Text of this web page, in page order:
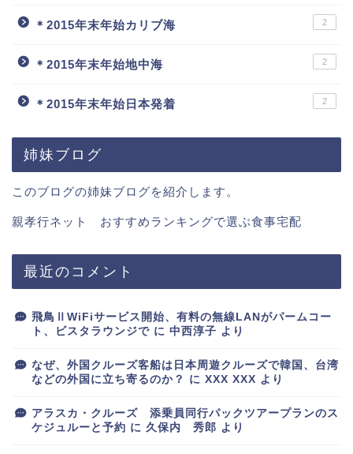
＊2015年末年始カリブ海 2
＊2015年末年始地中海 2
＊2015年末年始日本発着 2
姉妹ブログ
このブログの姉妹ブログを紹介します。
親孝行ネット おすすめランキングで選ぶ食事宅配
最近のコメント
飛鳥ⅡWiFiサービス開始、有料の無線LANがパームコー
ト、ビスタラウンジで に 中西淳子 より
なぜ、外国クルーズ客船は日本周遊クルーズで韓国、台湾
などの外国に立ち寄るのか？
に XXX XXX より
アラスカ・クルーズ 添乗員同行パックツアープランのス
ケジュルーと予約 に 久保内 秀郎 より